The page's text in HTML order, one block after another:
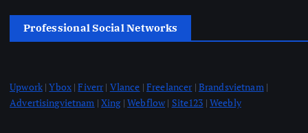
Professional Social Networks
Upwork|Ybox|Fiverr| Vlance | Freelancer| Brandsvietnam |
Advertisingvietnam |Xing|Webflow| Site123 | Weebly